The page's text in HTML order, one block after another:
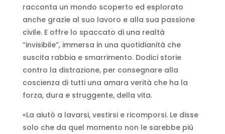
racconta un mondo scoperto ed esplorato
anche grazie al suo lavoro e alla sua passione
civile. E offre lo spaccato di una realtà
“invisibile”, immersa in una quotidianità che
suscita rabbia e smarrimento. Dodici storie
contro la distrazione, per consegnare alla
coscienza di tutti una amara verità che ha la
forza, dura e struggente, della vita.
«La aiutò a lavarsi, vestirsi e ricomporsi. Le disse
solo che da quel momento non le sarebbe più